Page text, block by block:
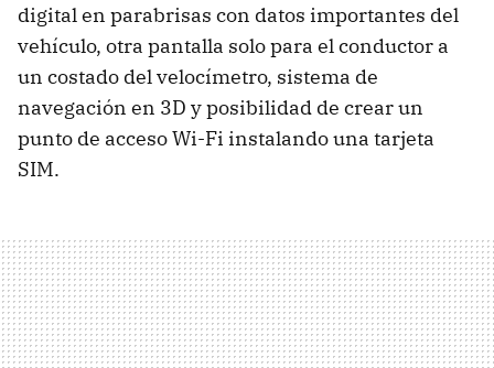
digital en parabrisas con datos importantes del
vehículo, otra pantalla solo para el conductor a
un costado del velocímetro, sistema de
navegación en 3D y posibilidad de crear un
punto de acceso Wi-Fi instalando una tarjeta
SIM.